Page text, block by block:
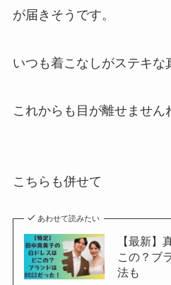
が届きそうです。
いつも着こなしがステキな
これからも目が離せません
こちらも併せて
あわせて読みたい
【最新】
この？ブ
法も